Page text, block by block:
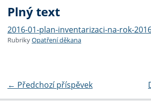
Plný text
2016-01-plan-inventarizaci-na-rok-
RubrikyOpatření děkana
← Předchozí příspěvek